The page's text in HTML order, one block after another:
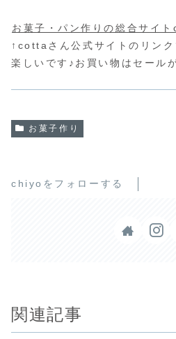
お菓子・パン作りの総合サイ
↑cottaさん公式サイトのリンク
楽しいです♪お買い物はセール
お菓子作り
chiyoをフォローする
関連記事